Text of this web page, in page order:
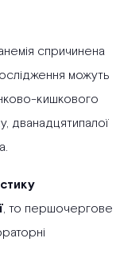
спричинена
можуть
кишкового
дванадцятипалої
, то першочергове